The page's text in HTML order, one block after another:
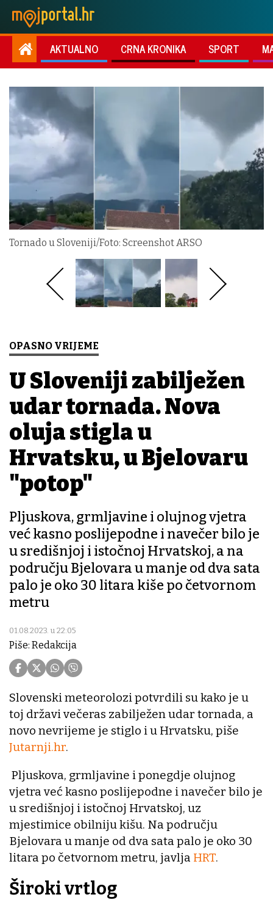
AKTUALNO CRNA KRONIKA SPORT
Tornado u Sloveniji/Foto: Screenshot ARSO
OPASNO VRIJEME
U Sloveniji zabilježen
udar tornada. Nova
oluja stigla u
Hrvatsku, u Bjelovaru
"potop"
Pljuskova, grmljavine i olujnog vjetra
već kasno poslijepodne i navečer bilo je
u središnjoj i istočnoj Hrvatskoj, a na
području Bjelovara u manje od dva sata
palo je oko 30 litara kiše po četvornom
metru
01.08.2023. u 22:05
Piše: Redakcija
Slovenski meteorolozi potvrdili su kako je u
toj državi večeras zabilježen udar tornada, a
novo nevrijeme je stiglo i u Hrvatsku, piše
Jutarnji.hr.
Pljuskova, grmljavine i ponegdje olujnog
vjetra već kasno poslijepodne i navečer bilo je
u središnjoj i istočnoj Hrvatskoj, uz
mjestimice obilniju kišu. Na području
Bjelovara u manje od dva sata palo je oko 30
litara po četvornom metru, javlja HRT.
Široki vrtlog